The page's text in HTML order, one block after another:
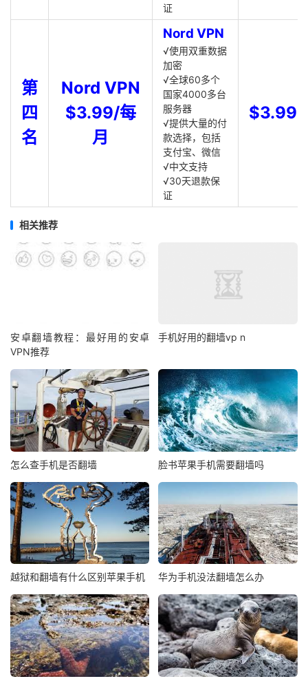
证
第
四
名
Nord VPN
$3.99/每
月
Nord VPN
√使用双重数据
加密
√全球60多个
国家4000多台
服务器
√提供大量的付
款选择，包括
支付宝、微信
√中文支持
√30天退款保
证
$3.99
相关推荐
安卓翻墙教程：最好用的安卓
VPN推荐
手机好用的翻墙vp n
怎么查手机是否翻墙 脸书苹果手机需要翻墙吗
越狱和翻墙有什么区别苹果手机 华为手机没法翻墙怎么办